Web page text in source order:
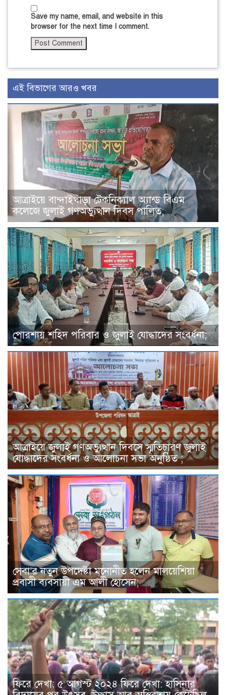
Save my name, email, and website in this
browser for the next time I comment.
এই বিভাগের আরও খবর
আত্রাইয়ে বান্দাইখাড়া টেকনিক্যাল অ্যান্ড বিএম
কলেজে জুলাই গণঅভ্যুত্থান দিবস পালিত;
পোরশায় শহিদ পরিবার ও জুলাই যোদ্ধাদের সংবর্ধনা;
আত্রাইয়ে জুলাই গণঅভ্যুত্থান দিবসে স্মৃতিচারণ জুলাই
যোদ্ধাদের সংবর্ধনা ও আলোচনা সভা অনুষ্ঠিত ;
সেবা’র নতুন উপদেষ্টা মনোনীত হলেন মালয়েশিয়া
প্রবাসী ব্যবসায়ী এম আলী হোসেন;
ফিরে দেখা: ৫ আগস্ট ২০২৪ ফিরে দেখা: হাসিনার